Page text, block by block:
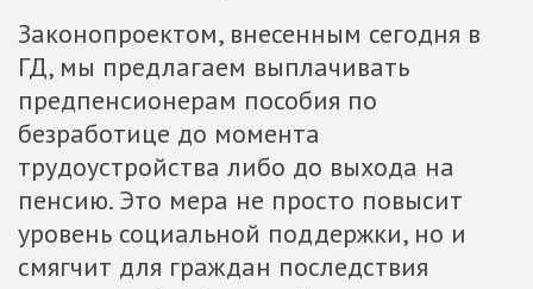
Законопроектом, внесенным сегодня в
ГД, мы предлагаем выплачивать
предпенсионерам пособия по
безработице до момента
трудоустройства либо до выхода на
пенсию. Это мера не просто повысит
уровень социальной поддержки, но и
смягчит для граждан последствия